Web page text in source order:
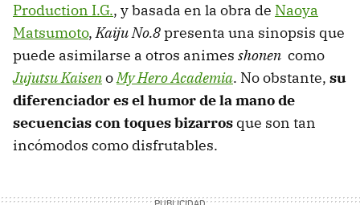
Production I.G., y basada en la obra de Naoya
Matsumoto,KaijuNo.8presenta una sinopsis que
puede asimilarse a otros animes shonen como
Jujutsu KaisenoMy Hero Academia. No obstante, su
diferenciador es el humor de la mano de
secuencias con toques bizarros que son tan
incómodos como disfrutables.